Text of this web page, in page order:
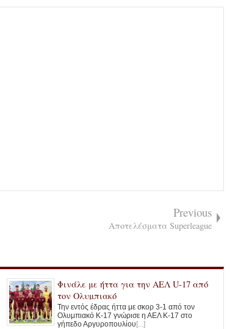
Previous
Αποτελέσματα Superleague
Φινάλε με ήττα για την ΑΕΛ U-17 από
τον Ολυμπιακό
Την εντός έδρας ήττα με σκορ 3-1 από τον
Ολυμπιακό Κ-17 γνώρισε η ΑΕΛ Κ-17 στο
γήπεδο Αργυροπουλίου[...]